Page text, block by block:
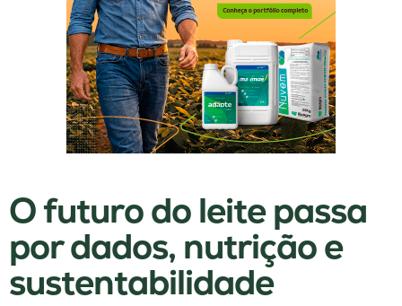
O futuro do leite passa
por dados, nutrição e
sustentabilidade